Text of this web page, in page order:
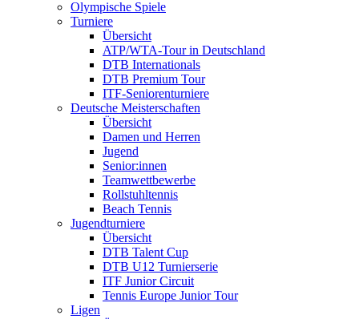
Olympische Spiele
Turniere
Übersicht
ATP/WTA-Tour in Deutschland
DTB Internationals
DTB Premium Tour
ITF-Seniorenturniere
Deutsche Meisterschaften
Übersicht
Damen und Herren
Jugend
Senior:innen
Teamwettbewerbe
Rollstuhltennis
Beach Tennis
Jugendturniere
Übersicht
DTB Talent Cup
DTB U12 Turnierserie
ITF Junior Circuit
Tennis Europe Junior Tour
Ligen